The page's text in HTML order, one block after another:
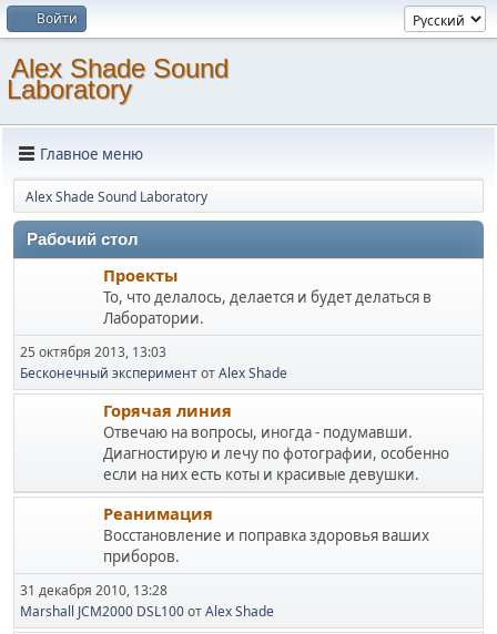
Войти
Alex Shade Sound
Laboratory
Главное меню
Alex Shade Sound Laboratory
Рабочий стол
Проекты
То, что делалось, делается и будет делаться в
Лаборатории.
25 октября 2013, 13:03
Бесконечный экспериментотAlex Shade
Горячая линия
Отвечаю на вопросы, иногда - подумавши.
Диагностирую и лечу по фотографии, особенно
если на них есть коты и красивые девушки.
Реанимация
Восстановление и поправка здоровья ваших
приборов.
31 декабря 2010, 13:28
Marshall JCM2000 DSL100отAlex Shade